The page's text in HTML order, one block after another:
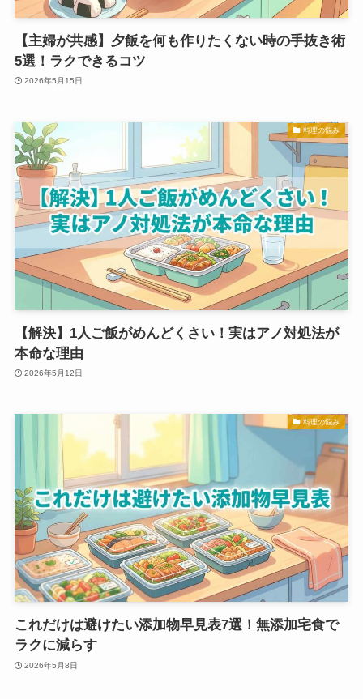
【主婦が共感】夕飯を何も作りたくない時の手抜き術
5選！ラクできるコツ
2026年5月15日
料理の悩み
【解決】1人ご飯がめんどくさい！実はアノ対処法が
本命な理由
2026年5月12日
料理の悩み
これだけは避けたい添加物早見表7選！無添加宅食で
ラクに減らす
2026年5月8日